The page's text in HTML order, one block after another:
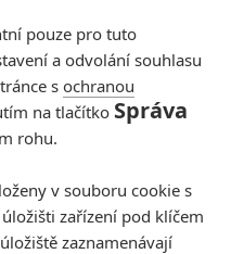
pouze pro tuto
a odvolání souhlasu
sochranou
na tlačítko Správa
rohu.
v souboru cookie s
zařízení pod klíčem
zaznamenávají